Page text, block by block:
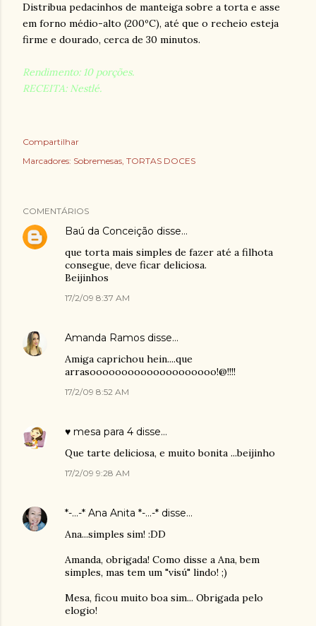
Distribua pedacinhos de manteiga sobre a torta e asse
em forno médio-alto (200ºC), até que o recheio esteja
firme e dourado, cerca de 30 minutos.
Rendimento: 10 porções.
RECEITA: Nestlé.
Compartilhar
Marcadores: Sobremesas TORTAS DOCES
COMENTÁRIOS
Baú da Conceição disse…
que torta mais simples de fazer até a filhota
consegue, deve ficar deliciosa.
Beijinhos
17/2/09 8:37 AM
Amanda Ramos disse…
Amiga caprichou hein....que
arrasoooooooooooooooooooo!@!!!!
17/2/09 8:52 AM
♥ mesa para 4 disse…
Que tarte deliciosa, e muito bonita ...beijinho
17/2/09 9:28 AM
*-...-* Ana Anita *-...-* disse…
Ana...simples sim! :DD
Amanda, obrigada! Como disse a Ana, bem
simples, mas tem um "visú" lindo! ;)
Mesa, ficou muito boa sim... Obrigada pelo
elogio!